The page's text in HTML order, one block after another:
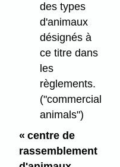
des types
d'animaux
désignés à
ce titre dans
les
règlements.
("commercial
animals")
« centre de
rassemblement